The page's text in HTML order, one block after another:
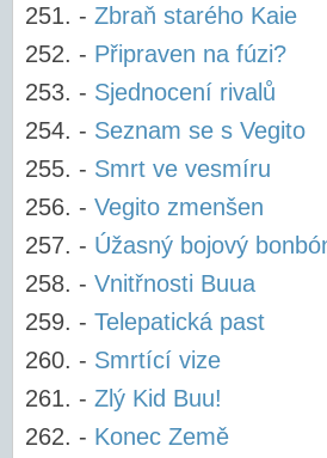
- Zbraň starého Kaie
- Připraven na fúzi?
- Sjednocení rivalů
- Seznam se s Vegito
- Smrt ve vesmíru
- Vegito zmenšen
- Úžasný bojový
- Vnitřnosti Buua
- Telepatická past
- Smrtící vize
- Zlý Kid Buu!
- Konec Země